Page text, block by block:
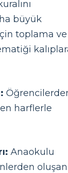
büyük
toplama ve
harflerle
Anaokulu
oluşan